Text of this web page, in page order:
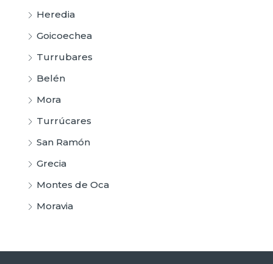
Heredia
Goicoechea
Turrubares
Belén
Mora
Turrúcares
San Ramón
Grecia
Montes de Oca
Moravia